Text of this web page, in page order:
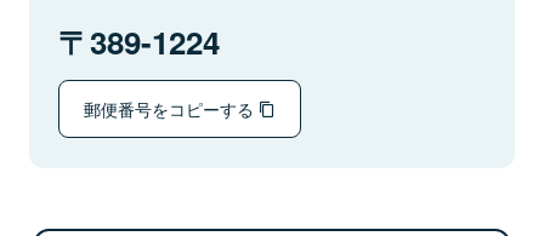
389-1224
郵便番号をコピーする